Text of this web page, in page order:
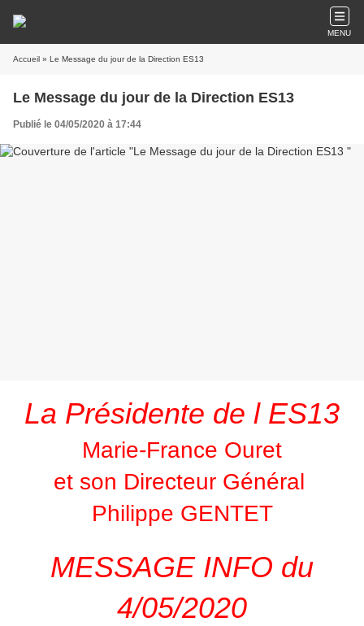
MENU
Accueil » Le Message du jour de la Direction ES13
Le Message du jour de la Direction ES13
Publié le 04/05/2020 à 17:44
La Présidente de l ES13
Marie-France Ouret
et son Directeur Général
Philippe GENTET
MESSAGE INFO du
4/05/2020